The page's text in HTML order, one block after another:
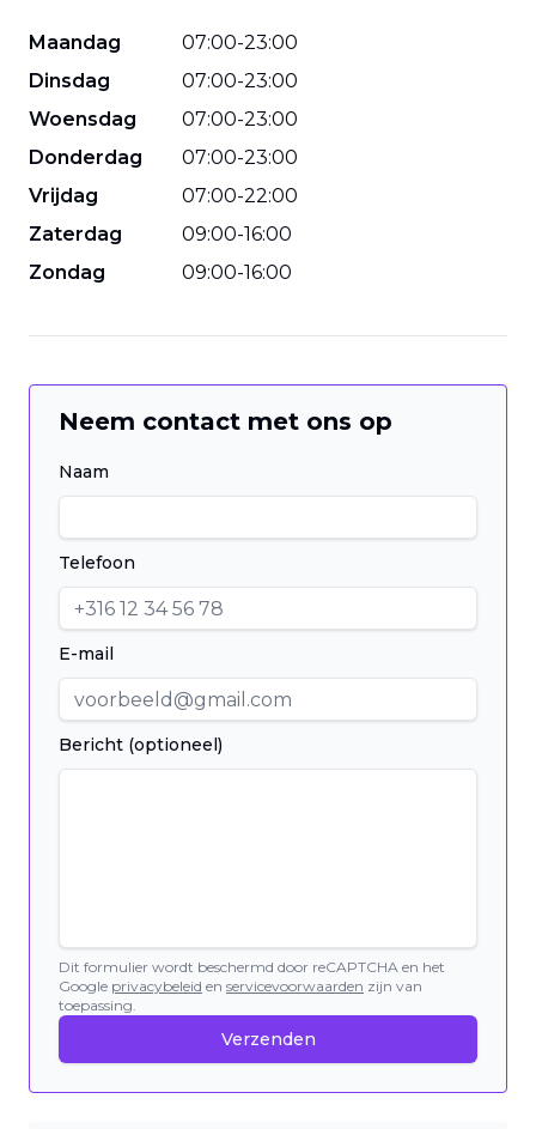
Maandag 07:00-23:00
Dinsdag
07:00-23:00
Woensdag
07:00-23:00
Donderdag
07:00-23:00
Vrijdag
07:00-22:00
Zaterdag
09:00-16:00
Zondag
09:00-16:00
Neem contact met ons op
Naam
Telefoon
E-mail
Bericht (optioneel)
Dit formulier wordt beschermd door reCAPTCHA en het
Google privacybeleid en servicevoorwaarden zijn van
toepassing.
Verzenden